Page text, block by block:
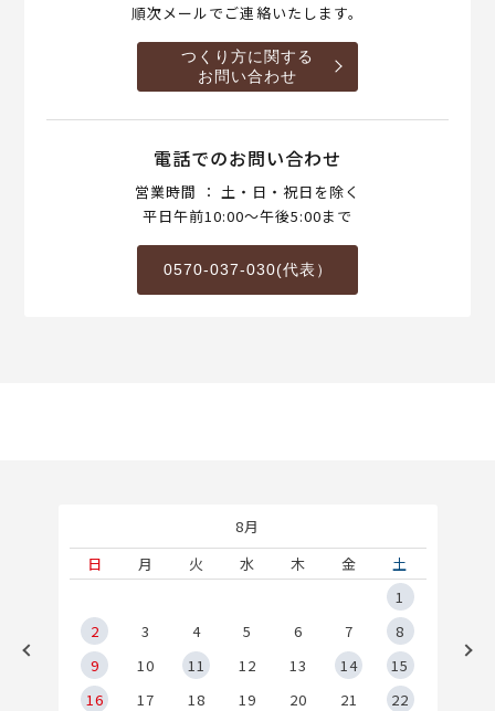
順次メールでご連絡いたします。
つくり方に関する
お問い合わせ
電話でのお問い合わせ
営業時間 ： 土・日・祝日を除く
平日午前10:00～午後5:00まで
0570-037-030(代表）
8月
日
月 火 水 木 金
土
1
2
3 4 5 6 7
8
9
10 11 12 13 14
15
16
17 18 19 20 21
22